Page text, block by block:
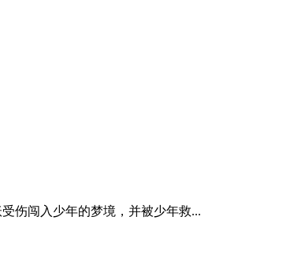
伤闯入少年的梦境，并被少年救...